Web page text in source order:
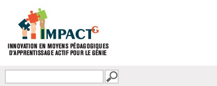
FORMULAIRE DE